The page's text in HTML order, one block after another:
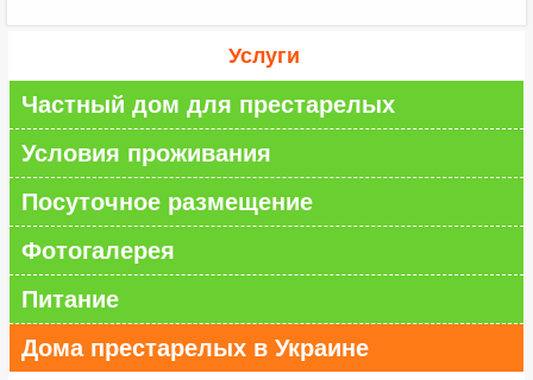
Услуги
Частный дом для престарелых
Условия проживания
Посуточное размещение
Фотогалерея
Питание
Дома престарелых в Украине